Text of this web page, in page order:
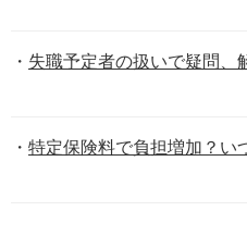
失職予定者の扱いで疑問、
特定保険料で負担増加？い